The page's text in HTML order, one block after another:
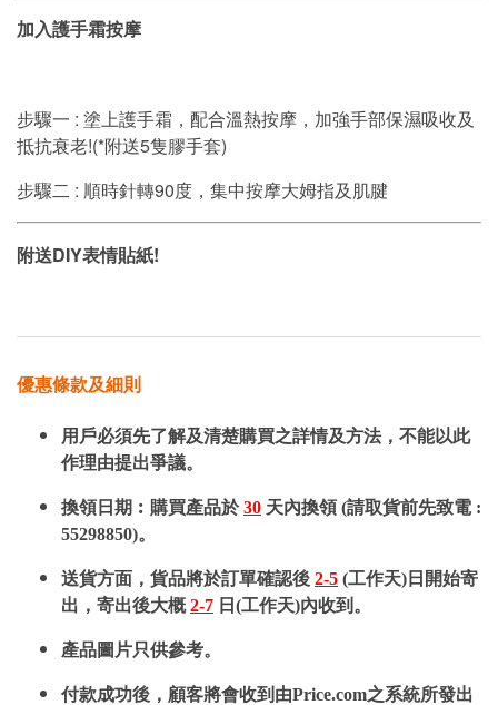
加入護手霜按摩
步驟一 : 塗上護手霜，配合溫熱按摩，加強手部保濕吸收及
抵抗衰老!(*附送5隻膠手套)
步驟二 : 順時針轉90度，集中按摩大姆指及肌腱
附送DIY表情貼紙!
優惠條款及細則
用戶必須先了解及清楚購買之詳情及方法，不能以此
作理由提出爭議。
換領日期︰購買產品於30 天內換領 (請取貨前先致電 :
55298850)。
送貨方面，貨品將於訂單確認後 2-5 (工作天)日開始寄
出，寄出後大概2-7 日(工作天)內收到。
產品圖片只供參考。
付款成功後，顧客將會收到由Price.com之系統所發出